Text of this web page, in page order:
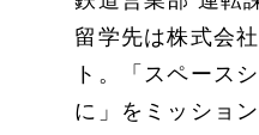
留学先は株式会
ト。「スペース
に」をミッショ